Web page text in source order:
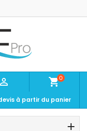
 shopping_cart0
à partir du panier